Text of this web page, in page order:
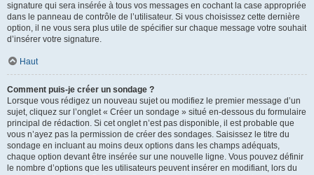
signature qui sera insérée à tous vos messages en cochant la case appropriée
dans le panneau de contrôle de l’utilisateur. Si vous choisissez cette dernière
option, il ne vous sera plus utile de spécifier sur chaque message votre souhait
d’insérer votre signature.
Haut
Comment puis-je créer un sondage ?
Lorsque vous rédigez un nouveau sujet ou modifiez le premier message d’un
sujet, cliquez sur l’onglet « Créer un sondage » situé en-dessous du formulaire
principal de rédaction. Si cet onglet n’est pas disponible, il est probable que
vous n’ayez pas la permission de créer des sondages. Saisissez le titre du
sondage en incluant au moins deux options dans les champs adéquats,
chaque option devant être insérée sur une nouvelle ligne. Vous pouvez définir
le nombre d’options que les utilisateurs peuvent insérer en modifiant, lors du